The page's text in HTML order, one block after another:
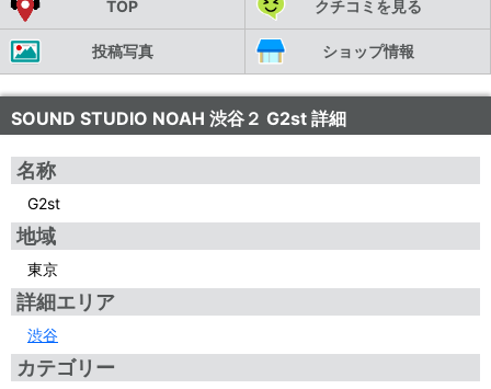
TOP クチコミを見る
投稿写真 ショップ情報
SOUND STUDIO NOAH 渋谷２ G2st 詳細
名称
G2st
地域
東京
詳細エリア
渋谷
カテゴリー